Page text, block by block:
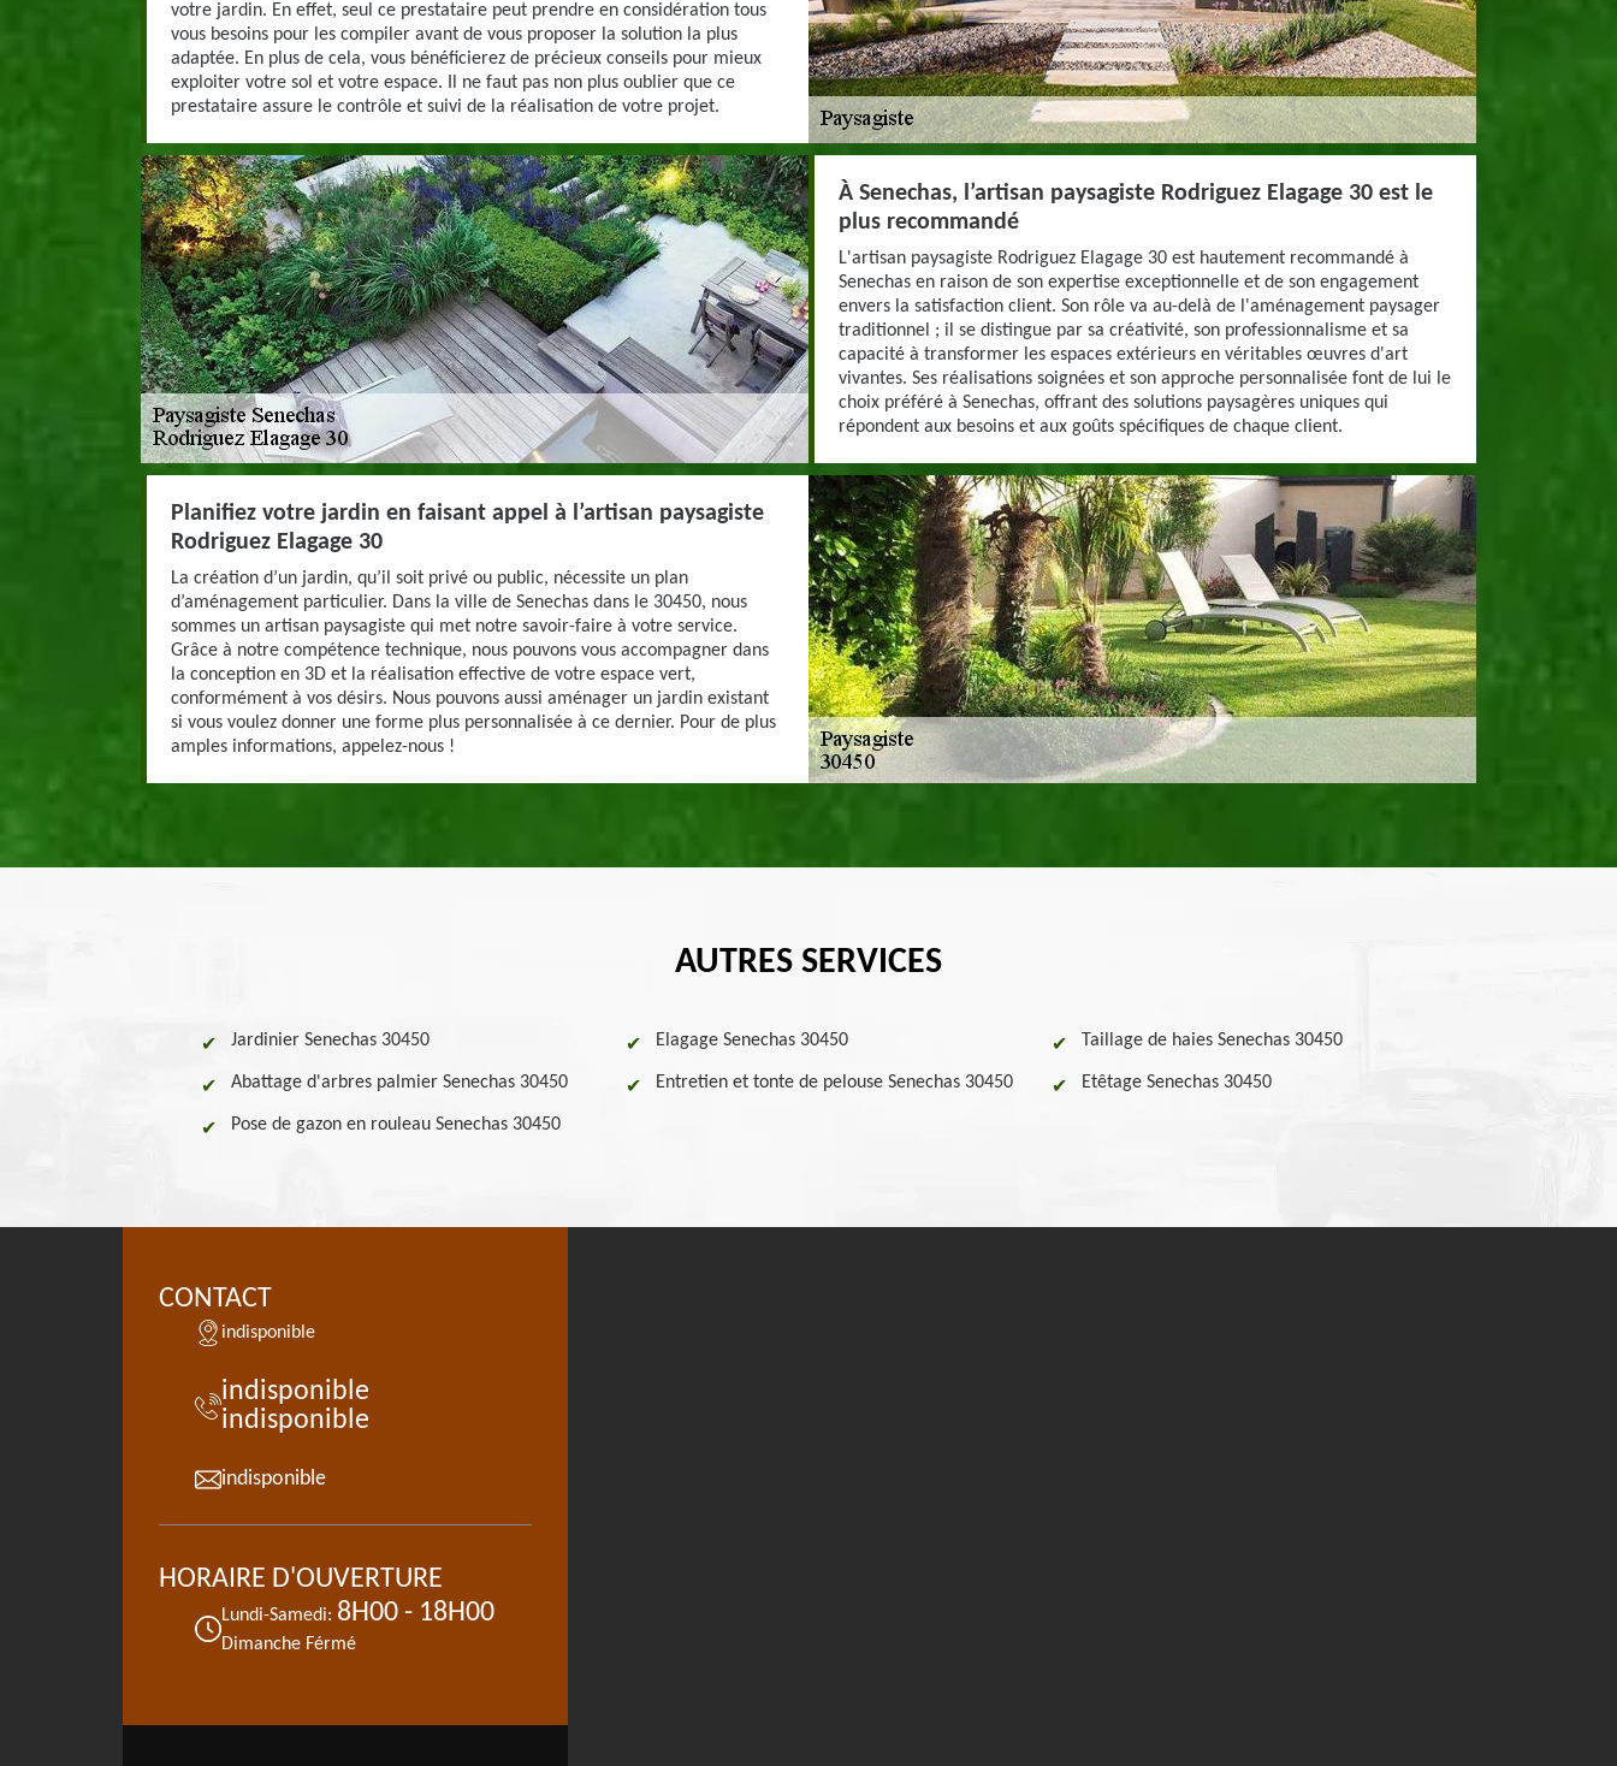
votre jardin. En effet, seul ce prestataire peut prendre en considération tous
vous besoins pour les compiler avant de vous proposer la solution la plus
adaptée. En plus de cela, vous bénéficierez de précieux conseils pour mieux
exploiter votre sol et votre espace. Il ne faut pas non plus oublier que ce
prestataire assure le contrôle et suivi de la réalisation de votre projet.
À Senechas, l’artisan paysagiste Rodriguez Elagage 30 est le
plus recommandé
L'artisan paysagiste Rodriguez Elagage 30 est hautement recommandé à
Senechas en raison de son expertise exceptionnelle et de son engagement
envers la satisfaction client. Son rôle va au-delà de l'aménagement paysager
traditionnel ; il se distingue par sa créativité, son professionnalisme et sa
capacité à transformer les espaces extérieurs en véritables œuvres d'art
vivantes. Ses réalisations soignées et son approche personnalisée font de lui le
choix préféré à Senechas, offrant des solutions paysagères uniques qui
répondent aux besoins et aux goûts spécifiques de chaque client.
Planifiez votre jardin en faisant appel à l’artisan paysagiste
Rodriguez Elagage 30
La création d’un jardin, qu’il soit privé ou public, nécessite un plan
d’aménagement particulier. Dans la ville de Senechas dans le 30450, nous
sommes un artisan paysagiste qui met notre savoir-faire à votre service.
Grâce à notre compétence technique, nous pouvons vous accompagner dans
la conception en 3D et la réalisation effective de votre espace vert,
conformément à vos désirs. Nous pouvons aussi aménager un jardin existant
si vous voulez donner une forme plus personnalisée à ce dernier. Pour de plus
amples informations, appelez-nous !
AUTRES SERVICES
Jardinier Senechas 30450 Elagage Senechas 30450 Taillage de haies Senechas 30450
Abattage d'arbres palmier Senechas 30450 Entretien et tonte de pelouse Senechas 30450 Etêtage Senechas 30450
Pose de gazon en rouleau Senechas 30450
CONTACT
indisponible
indisponible
indisponible
indisponible
HORAIRE D'OUVERTURE
Lundi-Samedi: 8H00 - 18H00
Dimanche Férmé